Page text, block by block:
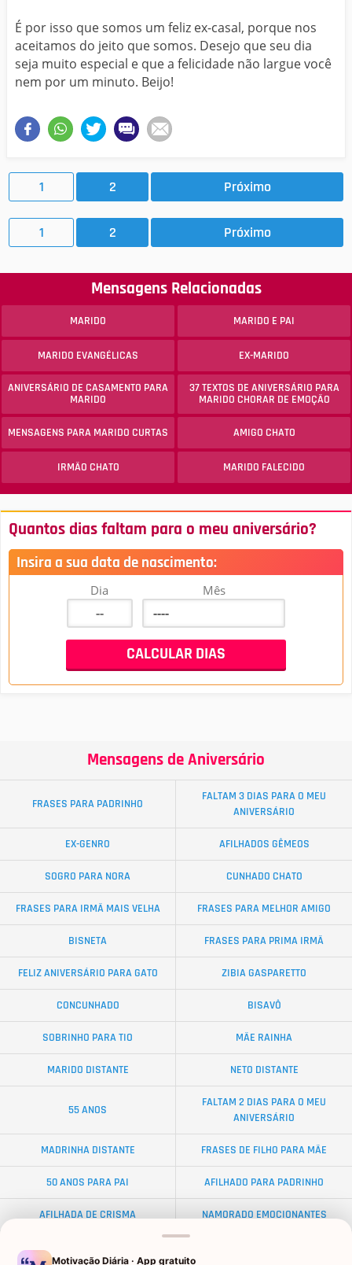
É por isso que somos um feliz ex-casal, porque nos
aceitamos do jeito que somos. Desejo que seu dia
seja muito especial e que a felicidade não largue você
nem por um minuto. Beijo!
1 2 Próximo
1 2 Próximo
Mensagens Relacionadas
MARIDO MARIDO E PAI
MARIDO EVANGÉLICAS EX-MARIDO
ANIVERSÁRIO DE CASAMENTO PARA
MARIDO
37 TEXTOS DE ANIVERSÁRIO PARA
MARIDO CHORAR DE EMOÇÃO
MENSAGENS PARA MARIDO CURTAS AMIGO CHATO
IRMÃO CHATO MARIDO FALECIDO
Quantos dias faltam para o meu aniversário?
Insira a sua data de nascimento:
Dia Mês
Mensagens de Aniversário
FRASES PARA PADRINHO
FALTAM 3 DIAS PARA O MEU
ANIVERSÁRIO
EX-GENRO AFILHADOS GÊMEOS
SOGRO PARA NORA CUNHADO CHATO
FRASES PARA IRMÃ MAIS VELHA FRASES PARA MELHOR AMIGO
BISNETA FRASES PARA PRIMA IRMÃ
FELIZ ANIVERSÁRIO PARA GATO ZIBIA GASPARETTO
CONCUNHADO BISAVÔ
SOBRINHO PARA TIO MÃE RAINHA
MARIDO DISTANTE NETO DISTANTE
55 ANOS
FALTAM 2 DIAS PARA O MEU
ANIVERSÁRIO
MADRINHA DISTANTE FRASES DE FILHO PARA MÃE
50 ANOS PARA PAI AFILHADO PARA PADRINHO
AFILHADA DE CRISMA NAMORADO EMOCIONANTES
Motivação Diária · App gratuito